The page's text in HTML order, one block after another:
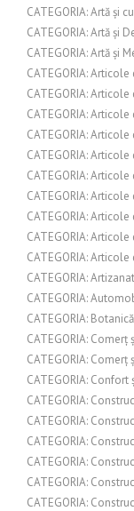
CATEGORIA: Artă și
CATEGORIA: Artă și
CATEGORIA: Artă și
CATEGORIA:
CATEGORIA:
CATEGORIA:
CATEGORIA:
CATEGORIA:
CATEGORIA:
CATEGORIA:
CATEGORIA:
CATEGORIA:
CATEGORIA: Articole
CATEGORIA:
CATEGORIA:
CATEGORIA: Botanică
CATEGORIA: Comerț
CATEGORIA: Comerț
CATEGORIA:
CATEGORIA:
CATEGORIA:
CATEGORIA:
CATEGORIA:
CATEGORIA:
CATEGORIA: